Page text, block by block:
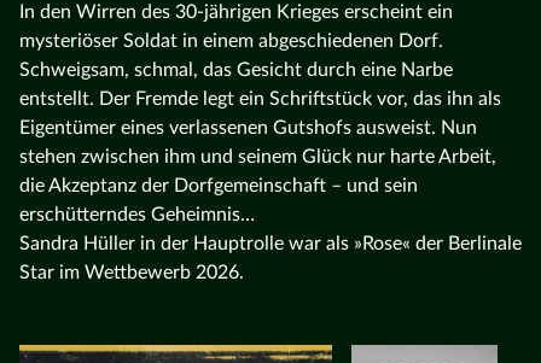
In den Wirren des 30-jährigen Krieges erscheint ein
mysteriöser Soldat in einem abgeschiedenen Dorf.
Schweigsam, schmal, das Gesicht durch eine Narbe
entstellt. Der Fremde legt ein Schriftstück vor, das ihn als
Eigentümer eines verlassenen Gutshofs ausweist. Nun
stehen zwischen ihm und seinem Glück nur harte Arbeit,
die Akzeptanz der Dorfgemeinschaft – und sein
erschütterndes Geheimnis…
Sandra Hüller in der Hauptrolle war als »Rose« der Berlinale
Star im Wettbewerb 2026.